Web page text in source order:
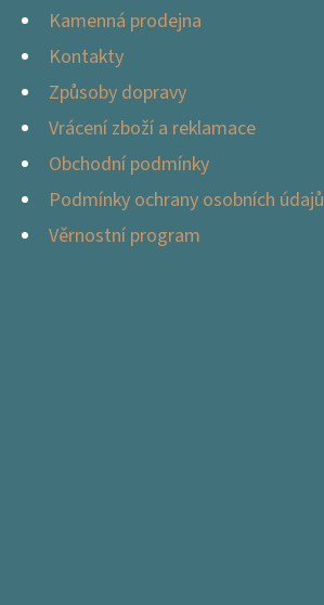
Kamenná prodejna
Kontakty
Způsoby dopravy
Vrácení zboží a reklamace
Obchodní podmínky
Podmínky ochrany osobních údajů
Věrnostní program